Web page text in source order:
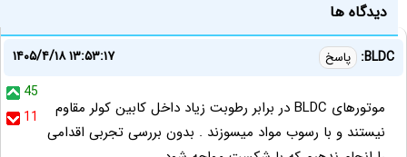
دیدگاه ها
BLDC: پاسخ
۱۴۰۵/۴/۱۸ ۱۳:۵۳:۱۷
45
11
موتورهای BLDC در برابر رطوبت زیاد داخل کابین کولر مقاوم
نیستند و با رسوب مواد میسوزند . بدون بررسی تجربی اقدامی